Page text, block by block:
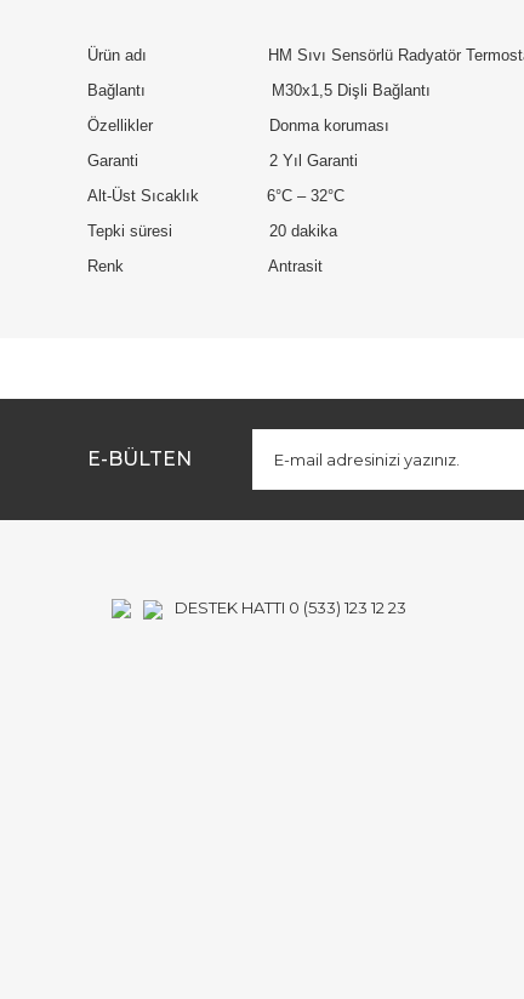
Ürün adı HM Sıvı Sensörlü Radyatör
Bağlantı M30x1,5 Dişli Bağlantı
Özellikler Donma koruması
Garanti 2 Yıl Garanti
Alt-Üst Sıcaklık 6°C – 32°C
Tepki süresi 20 dakika
Renk Antrasit
Ürün açıklamasında eksik bilgiler bulunuyor.
Ürün fiyatı diğer sitelerden daha pahalı.
E-BÜLTEN
DESTEK HATTI 0 (533) 123 12 23